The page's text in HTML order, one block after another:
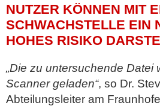
NUTZER KÖNNEN MIT
SCHWACHSTELLE EIN
HOHES RISIKO
„Die zu untersuchende Datei
Scanner geladen“, so Dr.
Abteilungsleiter am